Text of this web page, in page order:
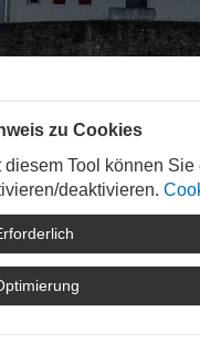
Wasserburg war
zu Cookies
diesem Tool können
deaktivieren.